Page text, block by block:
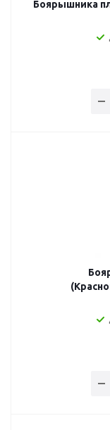
Боярышника